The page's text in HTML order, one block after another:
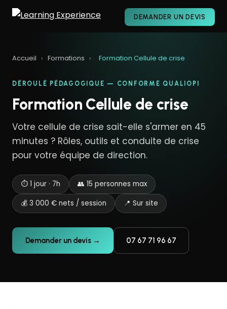
DEMANDER UN DEVIS
Accueil › Formations › Formation Cellule de crise
DÉROULÉ PÉDAGOGIQUE — CONFORME QUALIOPI
Formation Cellule de crise
Votre cellule de crise sait-elle s'armer en 45
minutes ? Rôles, outils et conduite de crise
pour votre équipe de direction.
⏱ 1 jour · 7h
👥 15 personnes max
💰 3 000 € nets / session
📍 Sur site
Demander un devis → 07 67 71 96 67